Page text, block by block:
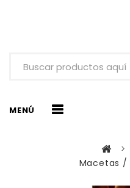
MENÚ
>
Macetas /